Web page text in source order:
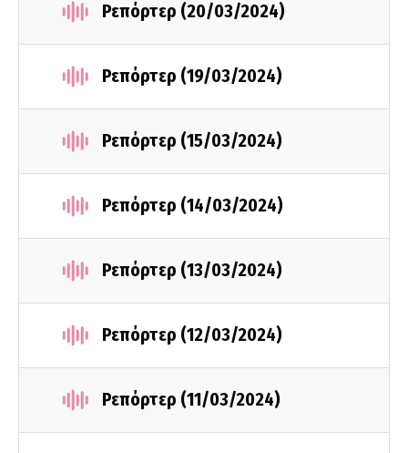
Ρεπόρτερ (20/03/2024)
Ρεπόρτερ (19/03/2024)
Ρεπόρτερ (15/03/2024)
Ρεπόρτερ (14/03/2024)
Ρεπόρτερ (13/03/2024)
Ρεπόρτερ (12/03/2024)
Ρεπόρτερ (11/03/2024)